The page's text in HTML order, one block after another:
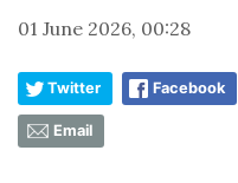
01 June 2026, 00:28
Twitter Facebook
Email